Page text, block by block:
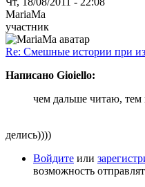
MariaMa
участник
Re: Смешные истории при
Написано Gioiello:
чем дальше читаю, тем
делись))))
Войдите или
возможность